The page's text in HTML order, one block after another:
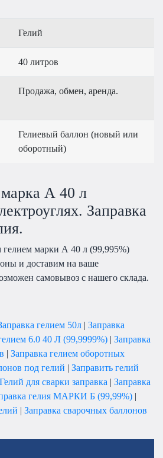
Гелий
40 литров
Продажа, обмен, аренда.
Гелиевый баллон (новый или
оборотный)
А 40 л
Заправка
гелием марки А 40 л (99,995%)
и доставим на ваше
самовывоз с нашего склада.
гелием 50л | Заправка
6.0 40 Л (99,9999%) | Заправка
| Заправка гелием оборотных
под гелий | Заправить гелий
Гелий для сварки заправка | Заправка
гелия МАРКИ Б (99,99%) |
| Заправка сварочных баллонов